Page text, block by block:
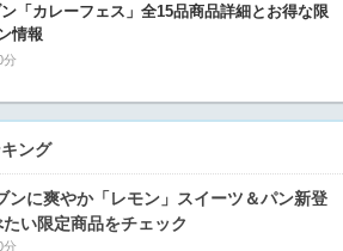
「カレーフェス」全15品商品詳細とお得な限
情報
分
ング
ンに爽やか「レモン」スイーツ＆パン新登
い限定商品をチェック
分